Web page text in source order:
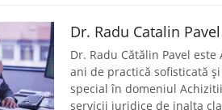
Dr. Radu Catalin Pavel
Dr. Radu Cătălin Pavel
ani de practică sofisticată
special în domeniul
servicii juridice de inalta